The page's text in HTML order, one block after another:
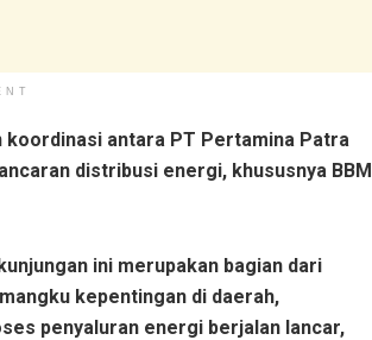
antara PT Pertamina Patra
distribusi energi, khususnya BBM
ini merupakan bagian dari
kepentingan di daerah,
penyaluran energi berjalan lancar,